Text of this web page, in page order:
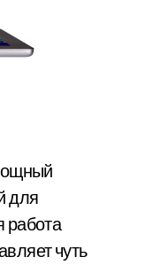
для
работа
чуть